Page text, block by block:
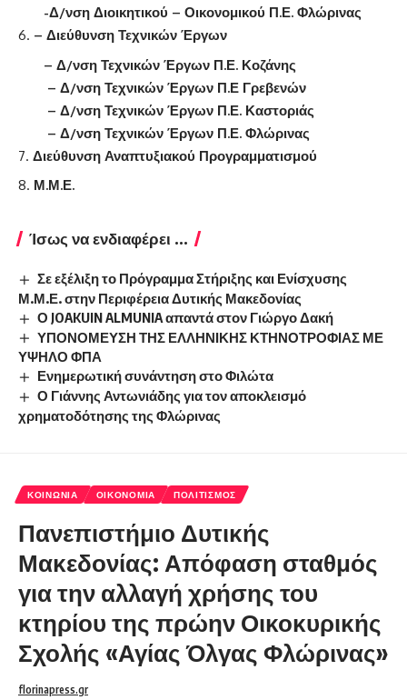
-Δ/νση Διοικητικού – Οικονομικού Π.Ε. Φλώρινας
– Διεύθυνση Τεχνικών Έργων
– Δ/νση Τεχνικών Έργων Π.Ε. Κοζάνης
– Δ/νση Τεχνικών Έργων Π.Ε Γρεβενών
– Δ/νση Τεχνικών Έργων Π.Ε. Καστοριάς
– Δ/νση Τεχνικών Έργων Π.Ε. Φλώρινας
Διεύθυνση Αναπτυξιακού Προγραμματισμού
Μ.Μ.Ε.
Ίσως να ενδιαφέρει ...
Σε εξέλιξη το Πρόγραμμα Στήριξης και Ενίσχυσης
Μ.Μ.Ε. στην Περιφέρεια Δυτικής Μακεδονίας
Ο JOAKUIN ALMUNIA απαντά στον Γιώργο Δακή
ΥΠΟΝΟΜΕΥΣΗ ΤΗΣ ΕΛΛΗΝΙΚΗΣ ΚΤΗΝΟΤΡΟΦΙΑΣ ΜΕ
ΥΨΗΛΟ ΦΠΑ
Ενημερωτική συνάντηση στο Φιλώτα
Ο Γιάννης Αντωνιάδης για τον αποκλεισμό
χρηματοδότησης της Φλώρινας
ΚΟΙΝΩΝΊΑ ΟΙΚΟΝΟΜΊΑ ΠΟΛΙΤΙΣΜΌΣ
Πανεπιστήμιο Δυτικής
Μακεδονίας: Απόφαση σταθμός
για την αλλαγή χρήσης του
κτηρίου της πρώην Οικοκυρικής
Σχολής «Αγίας Όλγας Φλώρινας»
florinapress.gr